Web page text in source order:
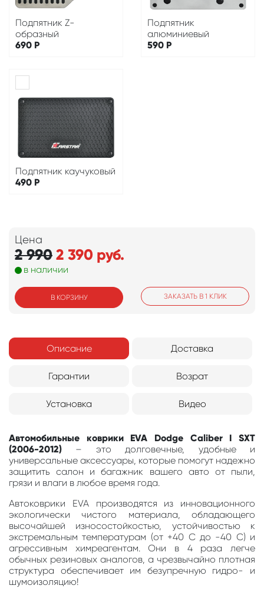
Подпятник Z-
образный
690 Р
Подпятник
алюминиевый
590 Р
Подпятник каучуковый
490 Р
Цена
2 9902 390 руб.
в наличии
В КОРЗИНУ ЗАКАЗАТЬ В 1 КЛИК
Описание Доставка
Гарантии Возрат
Установка Видео
Автомобильные коврики EVA Dodge Caliber I SXT
(2006-2012) – это долговечные, удобные и
универсальные аксессуары, которые помогут надежно
защитить салон и багажник вашего авто от пыли,
грязи и влаги в любое время года.
Автоковрики EVA производятся из инновационного
экологически чистого материала, обладающего
высочайшей износостойкостью, устойчивостью к
экстремальным температурам (от +40 С до -40 С) и
агрессивным химреагентам. Они в 4 раза легче
обычных резиновых аналогов, а чрезвычайно плотная
структура обеспечивает им безупречную гидро- и
шумоизоляцию!